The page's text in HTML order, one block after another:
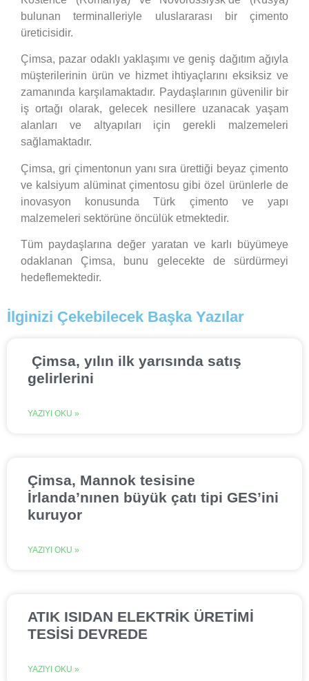
bulunan terminalleriyle uluslararası bir çimento
üreticisidir.
Çimsa, pazar odaklı yaklaşımı ve geniş dağıtım ağıyla
müşterilerinin ürün ve hizmet ihtiyaçlarını eksiksiz ve
zamanında karşılamaktadır. Paydaşlarının güvenilir bir
iş ortağı olarak, gelecek nesillere uzanacak yaşam
alanları ve altyapıları için gerekli malzemeleri
sağlamaktadır.
Çimsa, gri çimentonun yanı sıra ürettiği beyaz çimento
ve kalsiyum alüminat çimentosu gibi özel ürünlerle de
inovasyon konusunda Türk çimento ve yapı
malzemeleri sektörüne öncülük etmektedir.
Tüm paydaşlarına değer yaratan ve karlı büyümeye
odaklanan Çimsa, bunu gelecekte de sürdürmeyi
hedeflemektedir.
İlginizi Çekebilecek Başka Yazılar
Çimsa, yılın ilk yarısında satış
gelirlerini
YAZIYI OKU »
Çimsa, Mannok tesisine
İrlanda’nınen büyük çatı tipi GES’ini
kuruyor
YAZIYI OKU »
ATIK ISIDAN ELEKTRİK ÜRETİMİ
TESİSİ DEVREDE
YAZIYI OKU »